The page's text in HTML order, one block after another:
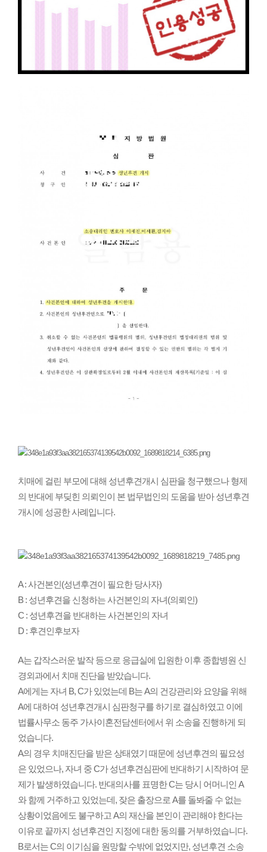
치매에 걸린 부모에 대해 성년후견개시 심판을 청구했으나 형제
의 반대에 부딪힌 의뢰인이 본 법무법인의 도움을 받아 성년후견
개시에 성공한 사례입니다.
A : 사건본인(성년후견이 필요한 당사자)
B : 성년후견을 신청하는 사건본인의 자녀(의뢰인)
C : 성년후견을 반대하는 사건본인의 자녀
D : 후견인후보자
A는 갑작스러운 발작 등으로 응급실에 입원한 이후 종합병원 신
경외과에서 치매 진단을 받았습니다.
A에게는 자녀 B, C가 있었는데 B는 A의 건강관리와 요양을 위해
A에 대하여 성년후견개시 심판청구를 하기로 결심하였고 이에
법률사무소 동주 가사이혼전담센터에서 위 소송을 진행하게 되
었습니다.
A의 경우 치매진단을 받은 상태였기 때문에 성년후견의 필요성
은 있었으나, 자녀 중 C가 성년후견심판에 반대하기 시작하여 문
제가 발생하였습니다. 반대의사를 표명한 C는 당시 어머니인 A
와 함께 거주하고 있었는데, 잦은 출장으로 A를 돌봐줄 수 없는
상황이었음에도 불구하고 A의 재산을 본인이 관리해야 한다는
이유로 끝까지 성년후견인 지정에 대한 동의를 거부하였습니다.
B로서는 C의 이기심을 원망할 수밖에 없었지만, 성년후견 소송